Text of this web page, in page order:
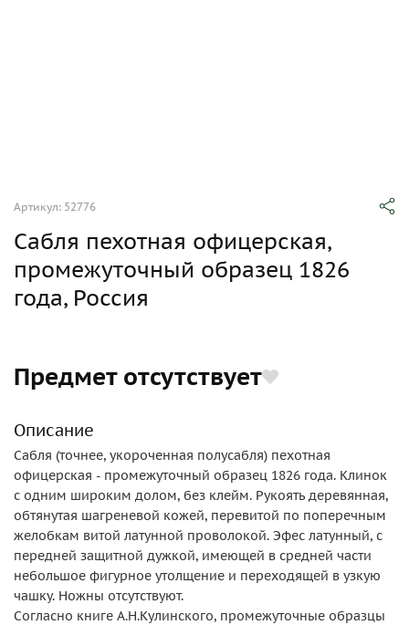
Артикул: 52776
Сабля пехотная офицерская,
промежуточный образец 1826
года, Россия
Предмет отсутствует
Описание
Сабля (точнее, укороченная полусабля) пехотная
офицерская - промежуточный образец 1826 года. Клинок
с одним широким долом, без клейм. Рукоять деревянная,
обтянутая шагреневой кожей, перевитой по поперечным
желобкам витой латунной проволокой. Эфес латунный, с
передней защитной дужкой, имеющей в средней части
небольшое фигурное утолщение и переходящей в узкую
чашку. Ножны отсутствуют.
Согласно книге А.Н.Кулинского, промежуточные образцы